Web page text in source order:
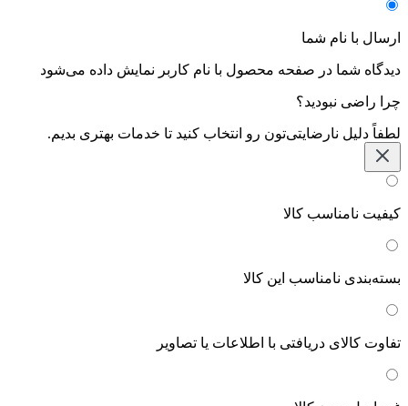
ارسال با نام شما
دیدگاه شما در صفحه محصول با نام کاربر نمایش داده می‌شود
چرا راضی نبودید؟
لطفاً دلیل نارضایتی‌تون رو انتخاب کنید تا خدمات بهتری بدیم.
کیفیت نامناسب کالا
بسته‌بندی نامناسب این کالا
تفاوت کالای دریافتی با اطلاعات یا تصاویر